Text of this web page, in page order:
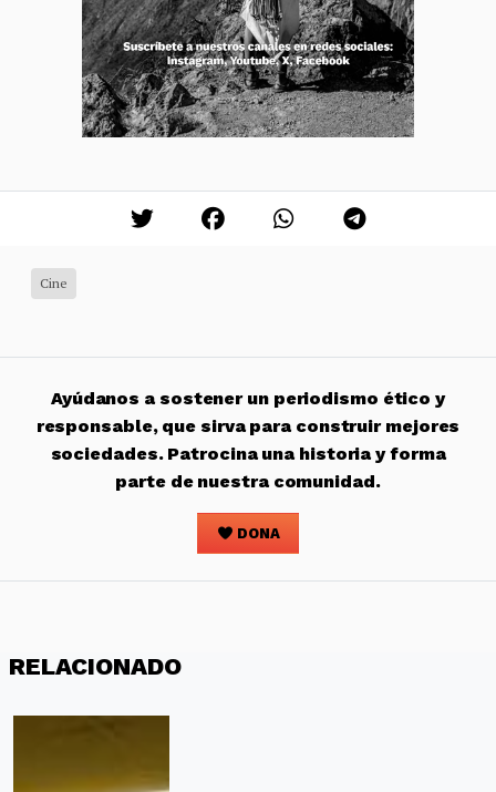
Cine
Ayúdanos a sostener un periodismo ético y
responsable, que sirva para construir mejores
sociedades. Patrocina una historia y forma
parte de nuestra comunidad.
DONA
RELACIONADO